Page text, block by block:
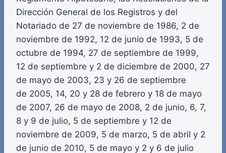
Dirección General de los Registros y del
Notariado de 27 de noviembre de 1986, 2 de
noviembre de 1992, 12 de junio de 1993, 5 de
octubre de 1994, 27 de septiembre de 1999,
12 de septiembre y 2 de diciembre de 2000, 27
de mayo de 2003, 23 y 26 de septiembre
de 2005, 14, 20 y 28 de febrero y 18 de mayo
de 2007, 26 de mayo de 2008, 2 de junio, 6, 7,
8 y 9 de julio, 5 de septiembre y 12 de
noviembre de 2009, 5 de marzo, 5 de abril y 2
de junio de 2010, 5 de mayo y 2 y 6 de julio